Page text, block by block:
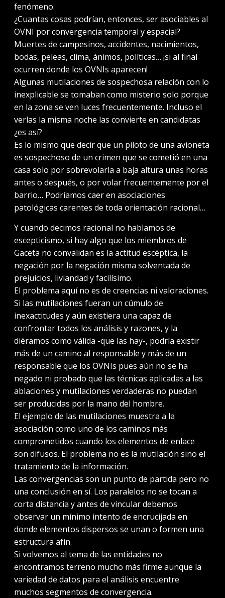
fenómeno.
¿Cuantas cosas podrían, entonces, ser asociables al
OVNI por convergencia temporal y espacial?
Muertes de campesinos, accidentes, nacimientos,
bodas, peleas, clima, ánimos, políticas… ¡si al final
ocurren donde los OVNIs aparecen!
Algunas mutilaciones de sospechosa relación con lo
inexplicable se tomaban como misterio solo porque
en la zona se ven luces frecuentemente. Incluso el
verlas la misma noche las convierte en candidatas
¿es así?
Es lo mismo que decir que un piloto de una avioneta
es sospechoso de un crimen que se cometió en una
casa solo por sobrevolarla a baja altura unas horas
antes o después, o por volar frecuentemente por el
barrio… Podríamos caer en asociaciones
patológicas carentes de toda orientación racional…
Y cuando decimos racional no hablamos de
escepticismo, si hay algo que los miembros de
Gaceta no convalidan es la actitud escéptica, la
negación por la negación misma solventada de
prejuicios, liviandad y facilísimo.
El problema aquí no es de creencias ni valoraciones.
Si las mutilaciones fueran un cúmulo de
inexactitudes y aún existiera una capaz de
confrontar todos los análisis y razones, y la
diéramos como válida -que las hay-, podría existir
más de un camino al responsable y más de un
responsable que los OVNIs pues aún no se ha
negado ni probado que las técnicas aplicadas a las
ablaciones y mutilaciones verdaderas no puedan
ser producidas por la mano del hombre.
El ejemplo de las mutilaciones muestra a la
asociación como uno de los caminos más
comprometidos cuando los elementos de enlace
son difusos. El problema no es la mutilación sino el
tratamiento de la información.
Las convergencias son un punto de partida pero no
una conclusión en sí. Los paralelos no se tocan a
corta distancia y antes de vincular debemos
observar un mínimo intento de encrucijada en
donde elementos dispersos se unan o formen una
estructura afín.
Si volvemos al tema de las entidades no
encontramos terreno mucho más firme aunque la
variedad de datos para el análisis encuentre
muchos segmentos de convergencia.